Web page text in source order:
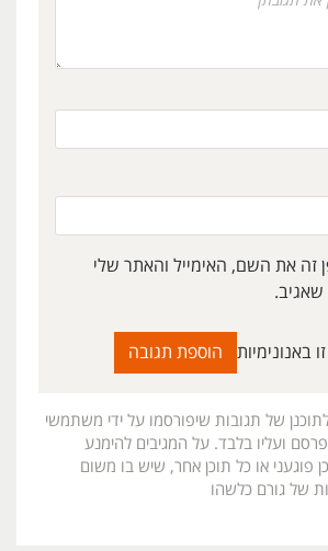
זה את השם, האימייל והאתר שלי
באנונימיות
של תגובות שיפורסמו על ידי משתמשי
ועליו בלבד. על המגיבים להימנע
פוגעני או כל תוכן אחר, שיש בו משום
של גורם כלשהו